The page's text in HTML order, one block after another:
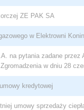
ZE PAK SA
w Elektrowni Konin
na pytania zadane przez
w dniu 28
kredytowej
umowy sprzedaży